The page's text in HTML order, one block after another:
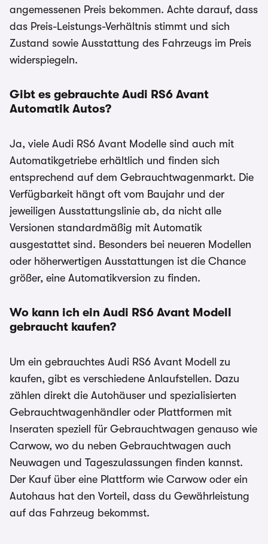
angemessenen Preis bekommen. Achte darauf, dass
das Preis-Leistungs-Verhältnis stimmt und sich
Zustand sowie Ausstattung des Fahrzeugs im Preis
widerspiegeln.
Gibt es gebrauchte Audi RS6 Avant
Automatik Autos?
Ja, viele Audi RS6 Avant Modelle sind auch mit
Automatikgetriebe erhältlich und finden sich
entsprechend auf dem Gebrauchtwagenmarkt. Die
Verfügbarkeit hängt oft vom Baujahr und der
jeweiligen Ausstattungslinie ab, da nicht alle
Versionen standardmäßig mit Automatik
ausgestattet sind. Besonders bei neueren Modellen
oder höherwertigen Ausstattungen ist die Chance
größer, eine Automatikversion zu finden.
Wo kann ich ein Audi RS6 Avant Modell
gebraucht kaufen?
Um ein gebrauchtes Audi RS6 Avant Modell zu
kaufen, gibt es verschiedene Anlaufstellen. Dazu
zählen direkt die Autohäuser und spezialisierten
Gebrauchtwagenhändler oder Plattformen mit
Inseraten speziell für Gebrauchtwagen genauso wie
Carwow, wo du neben Gebrauchtwagen auch
Neuwagen und Tageszulassungen finden kannst.
Der Kauf über eine Plattform wie Carwow oder ein
Autohaus hat den Vorteil, dass du Gewährleistung
auf das Fahrzeug bekommst.